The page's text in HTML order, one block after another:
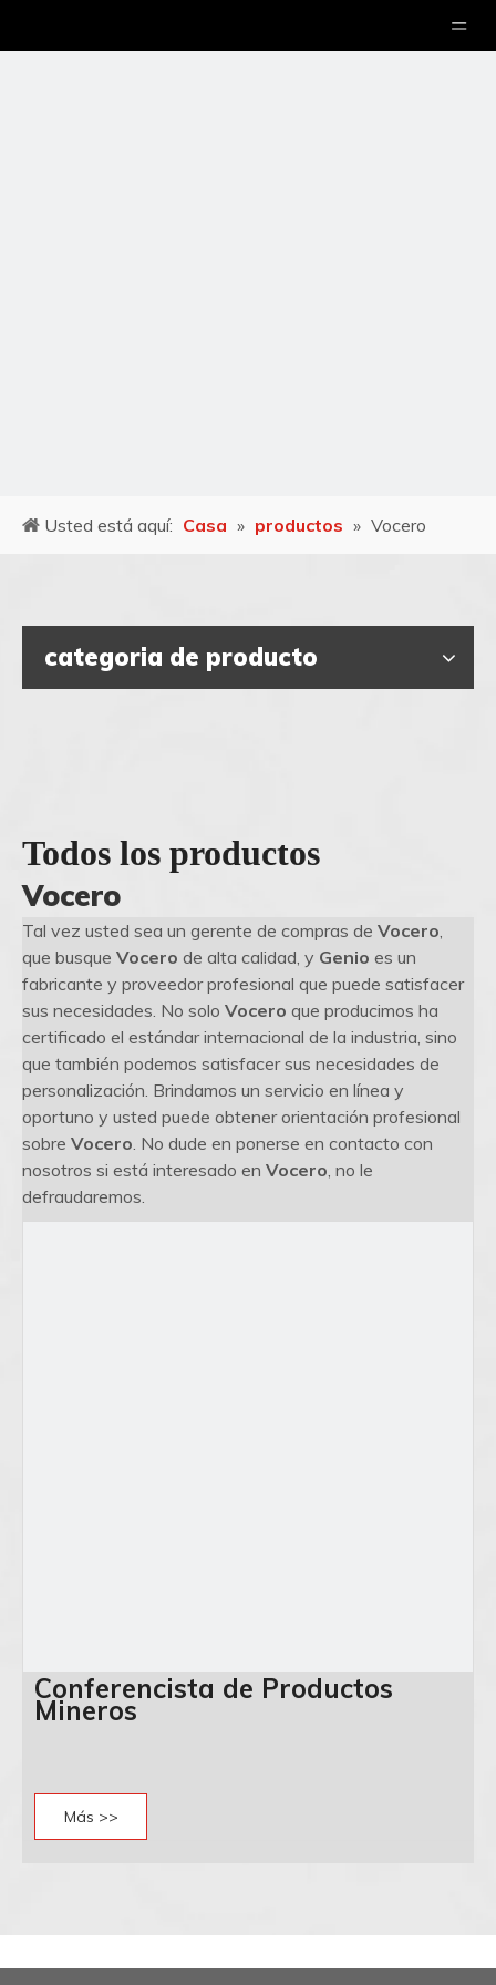
Usted está aquí: Casa » productos » Vocero
categoria de producto
Todos los productos
Vocero
Tal vez usted sea un gerente de compras de Vocero,
que busque Vocero de alta calidad, y Genio es un
fabricante y proveedor profesional que puede satisfacer
sus necesidades. No solo Vocero que producimos ha
certificado el estándar internacional de la industria, sino
que también podemos satisfacer sus necesidades de
personalización. Brindamos un servicio en línea y
oportuno y usted puede obtener orientación profesional
sobre Vocero. No dude en ponerse en contacto con
nosotros si está interesado en Vocero, no le
defraudaremos.
Conferencista de Productos
Mineros
Más >>